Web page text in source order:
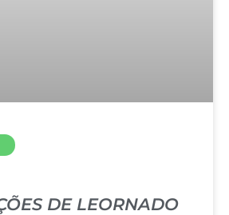
DE LEORNADO